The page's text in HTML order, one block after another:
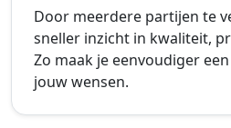
Door meerdere partijen te
sneller inzicht in kwaliteit,
Zo maak je eenvoudiger
jouw wensen.